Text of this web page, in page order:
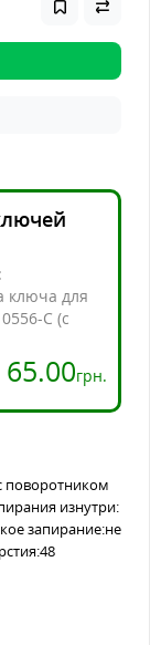
ключа для
C (с
65.00грн.
поворотником
изнутри:
запирание:не